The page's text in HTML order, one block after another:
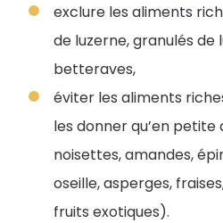
exclure les aliments
de luzerne, granulés de
betteraves,
éviter les aliments
les donner qu’en petite
noisettes, amandes,
oseille, asperges,
fruits exotiques).